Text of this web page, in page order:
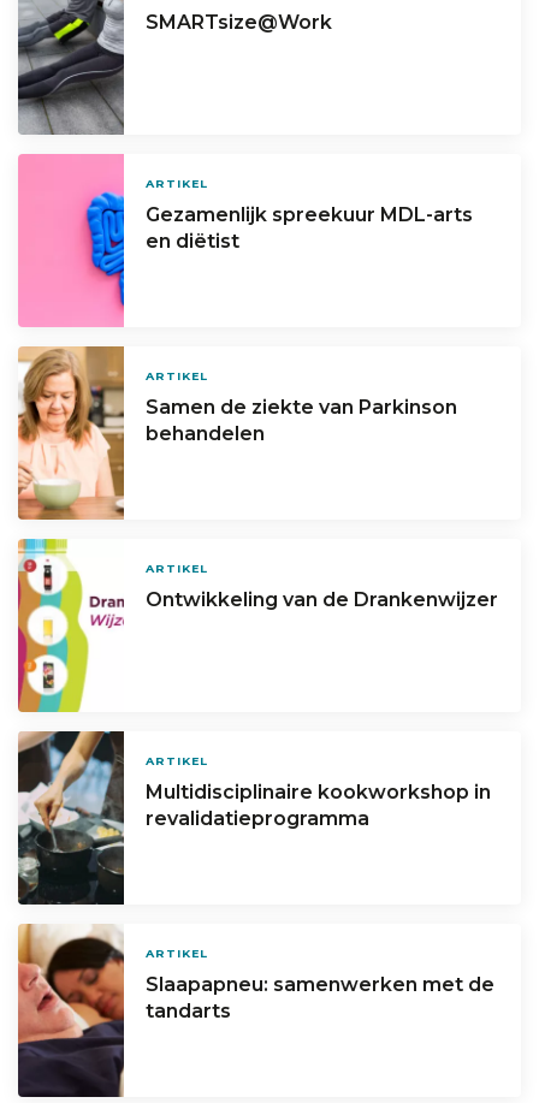
SMARTsize@Work
ARTIKEL
Gezamenlijk spreekuur MDL-arts
en diëtist
ARTIKEL
Samen de ziekte van Parkinson
behandelen
ARTIKEL
Ontwikkeling van de Drankenwijzer
ARTIKEL
Multidisciplinaire kookworkshop in
revalidatieprogramma
ARTIKEL
Slaapapneu: samenwerken met de
tandarts